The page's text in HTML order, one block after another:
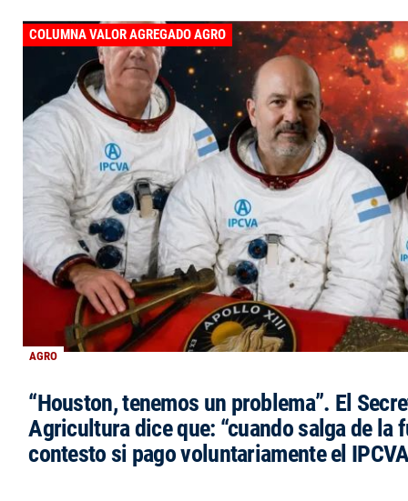
AGRO
COLUMNA VALOR AGREGADO AGRO
“Houston, tenemos un problema”. El
Agricultura dice que: “cuando salga de la
contesto si pago voluntariamente el